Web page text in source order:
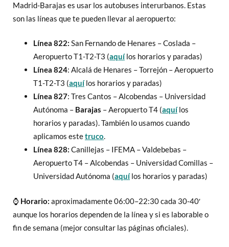
Madrid-Barajas es usar los autobuses interurbanos. Estas
son las líneas que te pueden llevar al aeropuerto:
Línea 822: San Fernando de Henares – Coslada –
Aeropuerto T1-T2-T3 (aquílos horarios y paradas)
Línea 824: Alcalá de Henares – Torrejón – Aeropuerto
T1-T2-T3 (aquílos horarios y paradas)
Línea 827: Tres Cantos – Alcobendas – Universidad
Autónoma – Barajas – Aeropuerto T4 (aquílos
horarios y paradas). También lo usamos cuando
aplicamos estetruco.
Línea 828: Canillejas – IFEMA – Valdebebas –
Aeropuerto T4 – Alcobendas – Universidad Comillas –
Universidad Autónoma (aquílos horarios y paradas)
⌚ Horario: aproximadamente 06:00–22:30 cada 30-40′
aunque los horarios dependen de la línea y si es laborable o
fin de semana (mejor consultar las páginas oficiales).